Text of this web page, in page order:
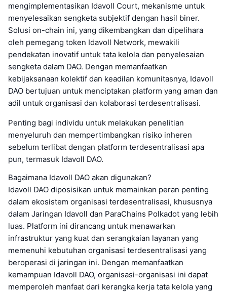
mengimplementasikan Idavoll Court, mekanisme untuk
menyelesaikan sengketa subjektif dengan hasil biner.
Solusi on-chain ini, yang dikembangkan dan dipelihara
oleh pemegang token Idavoll Network, mewakili
pendekatan inovatif untuk tata kelola dan penyelesaian
sengketa dalam DAO. Dengan memanfaatkan
kebijaksanaan kolektif dan keadilan komunitasnya, Idavoll
DAO bertujuan untuk menciptakan platform yang aman dan
adil untuk organisasi dan kolaborasi terdesentralisasi.
Penting bagi individu untuk melakukan penelitian
menyeluruh dan mempertimbangkan risiko inheren
sebelum terlibat dengan platform terdesentralisasi apa
pun, termasuk Idavoll DAO.
Bagaimana Idavoll DAO akan digunakan?
Idavoll DAO diposisikan untuk memainkan peran penting
dalam ekosistem organisasi terdesentralisasi, khususnya
dalam Jaringan Idavoll dan ParaChains Polkadot yang lebih
luas. Platform ini dirancang untuk menawarkan
infrastruktur yang kuat dan serangkaian layanan yang
memenuhi kebutuhan organisasi terdesentralisasi yang
beroperasi di jaringan ini. Dengan memanfaatkan
kemampuan Idavoll DAO, organisasi-organisasi ini dapat
memperoleh manfaat dari kerangka kerja tata kelola yang